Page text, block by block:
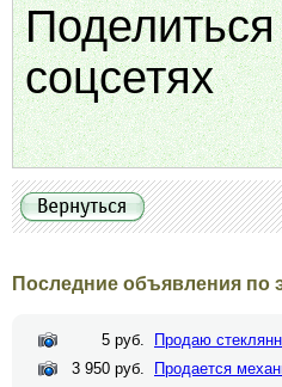
соцсетях
Последние объявления по
5 руб.
Продаю
3 950 руб.
Продается